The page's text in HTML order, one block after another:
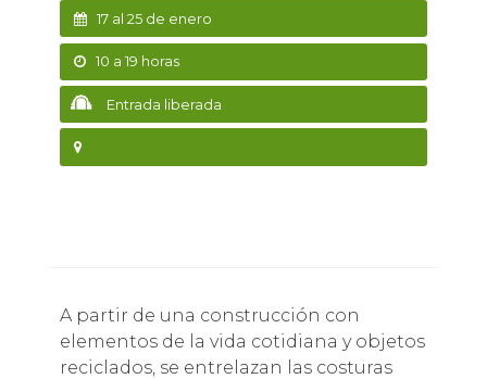
17 al 25 de enero
10 a 19 horas
Entrada liberada
A partir de una construcción con
elementos de la vida cotidiana y objetos
reciclados, se entrelazan las costuras